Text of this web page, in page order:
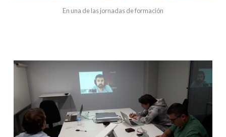
En una de las jornadas de formación